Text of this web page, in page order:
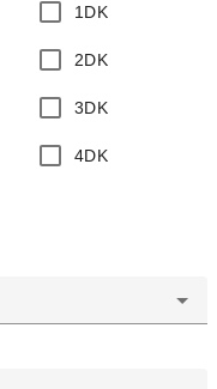
1DK
2DK
3DK
4DK